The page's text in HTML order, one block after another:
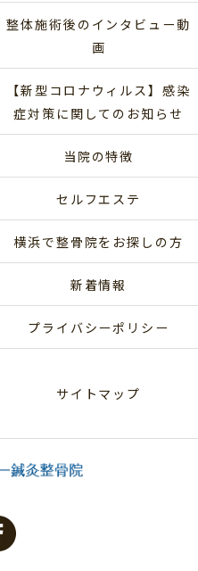
整体施術後のインタビュー動
画
【新型コロナウィルス】感染
症対策に関してのお知らせ
当院の特徴
セルフエステ
横浜で整骨院をお探しの方
新着情報
プライバシーポリシー
サイトマップ